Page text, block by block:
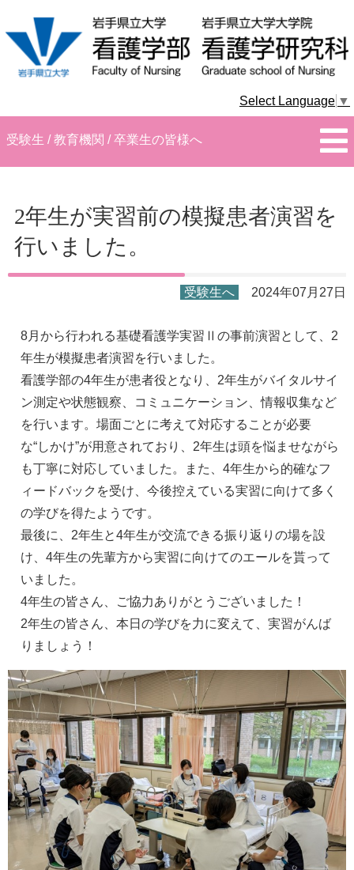
Select Language ▼
受験生 / 教育機関 / 卒業生の皆様へ
2年生が実習前の模擬患者演習を
行いました。
受験生へ 2024年07月27日
8月から行われる基礎看護学実習Ⅱの事前演習として、2
年生が模擬患者演習を行いました。
看護学部の4年生が患者役となり、2年生がバイタルサイ
ン測定や状態観察、コミュニケーション、情報収集など
を行います。場面ごとに考えて対応することが必要
な“しかけ”が用意されており、2年生は頭を悩ませながら
も丁寧に対応していました。また、4年生から的確なフ
ィードバックを受け、今後控えている実習に向けて多く
の学びを得たようです。
最後に、2年生と4年生が交流できる振り返りの場を設
け、4年生の先輩方から実習に向けてのエールを貰って
いました。
4年生の皆さん、ご協力ありがとうございました！
2年生の皆さん、本日の学びを力に変えて、実習がんば
りましょう！